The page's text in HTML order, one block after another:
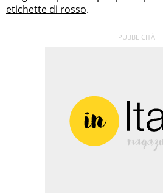
etichette di rosso.